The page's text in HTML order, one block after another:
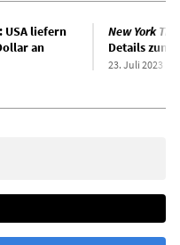
USA liefern
an
New York
Details zum
23. Juli 2023